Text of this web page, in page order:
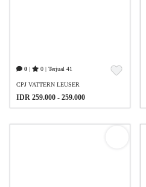
0 | 0 | Terjual 41
CPJ VATTERN LEUSER
IDR 259.000 - 259.000